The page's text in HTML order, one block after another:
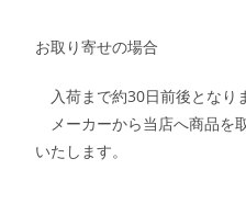
お取り寄せの場合
入荷まで約30日前後となり
メーカーから当店へ商品を
いたします。